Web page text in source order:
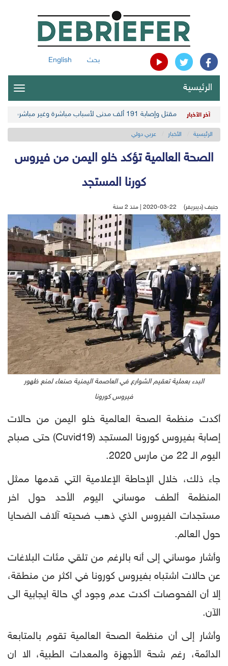
بحث English
الرئيسية
آخر الأخبار مقتل وإصابة 191 ألف مدني لأسباب مباشرة وغير مباشرة في أحدث حصيلة حوثية
الرئيسية الأخبار عربي دولي
الصحة العالمية تؤكد خلو اليمن من فيروس
كورنا المستجد
جنيف (ديبريفر) 2020-03-22 | منذ 2 سنة
البدء بعملية تعقيم الشوارع في العاصمة اليمنية صنعاء لمنع ظهور
فيروس كورونا
أكدت منظمة الصحة العالمية خلو اليمن من حالات
إصابة بفيروس كورونا المستجد (Cuvid19) حتى صباح
اليوم الـ 22 من مارس 2020.
جاء ذلك، خلال الإحاطة الإعلامية التي قدمها ممثل
المنظمة ألطف موساني اليوم الأحد حول اخر
مستجدات الفيروس الذي ذهب ضحيته آلاف الضحايا
حول العالم.
وأشار موساني إلى أنه بالرغم من تلقي مئات البلاغات
عن حالات اشتباه بفيروس كورونا في اكثر من منطقة،
إلا أن الفحوصات أكدت عدم وجود أي حالة ايجابية الى
الآن.
وأشار إلى أن منظمة الصحة العالمية تقوم بالمتابعة
الدائمة، رغم شحة الأجهزة والمعدات الطبية، الا ان